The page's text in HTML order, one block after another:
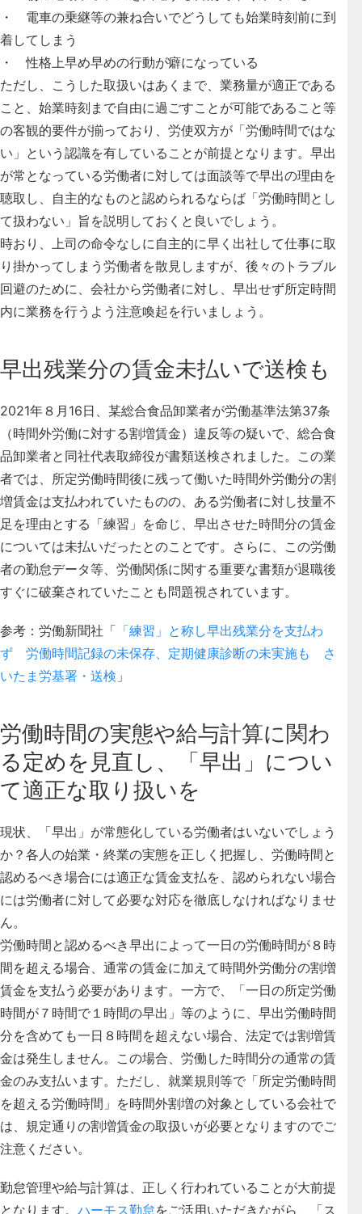
・ 電車の乗継等の兼ね合いでどうしても始業時刻前に到
着してしまう
・性格上早め早めの行動が癖になっている
ただし、こうした取扱いはあくまで、業務量が適正である
こと、始業時刻まで自由に過ごすことが可能であること等
の客観的要件が揃っており、労使双方が「労働時間ではな
い」という認識を有していることが前提となります。早出
が常となっている労働者に対しては面談等で早出の理由を
聴取し、自主的なものと認められるならば「労働時間とし
て扱わない」旨を説明しておくと良いでしょう。
時おり、上司の命令なしに自主的に早く出社して仕事に取
り掛かってしまう労働者を散見しますが、後々のトラブル
回避のために、会社から労働者に対し、早出せず所定時間
内に業務を行うよう注意喚起を行いましょう。
早出残業分の賃金未払いで送検も
2021年８月16日、某総合食品卸業者が労働基準法第37条
（時間外労働に対する割増賃金）違反等の疑いで、総合食
品卸業者と同社代表取締役が書類送検されました。この業
者では、所定労働時間後に残って働いた時間外労働分の割
増賃金は支払われていたものの、ある労働者に対し技量不
足を理由とする「練習」を命じ、早出させた時間分の賃金
については未払いだったとのことです。さらに、この労働
者の勤怠データ等、労働関係に関する重要な書類が退職後
すぐに破棄されていたことも問題視されています。
参考：労働新聞社「 「練習」と称し早出残業分を支払わ
ず 労働時間記録の未保存、定期健康診断の未実施も さ
いたま労基署・送検 」
労働時間の実態や給与計算に関わ
る定めを見直し、「早出」につい
て適正な取り扱いを
現状、「早出」が常態化している労働者はいないでしょう
か？各人の始業・終業の実態を正しく把握し、労働時間と
認めるべき場合には適正な賃金支払を、認められない場合
には労働者に対して必要な対応を徹底しなければなりませ
ん。
労働時間と認めるべき早出によって一日の労働時間が８時
間を超える場合、通常の賃金に加えて時間外労働分の割増
賃金を支払う必要があります。 一方で、「一日の所定労働
時間が７時間で１時間の早出」等のように、早出労働時間
分を含めても一日８時間を超えない場合、法定では割増賃
金は発生しません。この場合、労働した時間分の通常の賃
金のみ支払います。ただし、就業規則等で「所定労働時間
を超える労働時間」を時間外割増の対象としている会社で
は、規定通りの割増賃金の取扱いが必要となりますのでご
注意ください。
勤怠管理や給与計算は、正しく行われていることが大前提
となります。 ハーモス勤怠をご活用いただきながら、「ス